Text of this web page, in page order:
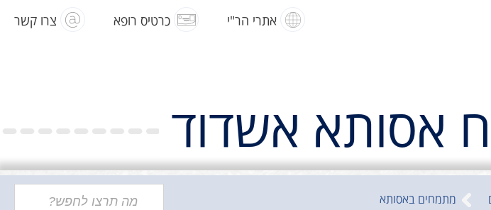
אתרי הר"י כרטיס רופא צרו קשר
אסותא אשדוד
מתמחים באסותא